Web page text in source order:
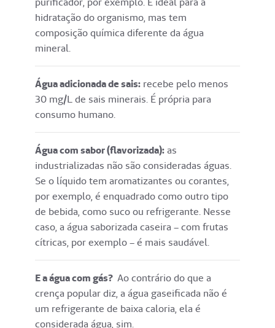
hidratação do organismo, mas tem
composição química diferente da água
mineral.
Água adicionada de sais: recebe pelo menos
30 mg/L de sais minerais. É própria para
consumo humano.
Água com sabor (flavorizada):as
industrializadas não são consideradas águas.
Se o líquido tem aromatizantes ou corantes,
por exemplo, é enquadrado como outro tipo
de bebida, como suco ou refrigerante. Nesse
caso, a água saborizada caseira – com frutas
cítricas, por exemplo – é mais saudável.
E a água com gás? Ao contrário do que a
crença popular diz, a água gaseificada não é
um refrigerante de baixa caloria, ela é
considerada água, sim.